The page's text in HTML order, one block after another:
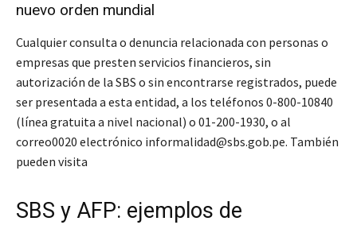
nuevo orden mundial
Cualquier consulta o denuncia relacionada con personas o
empresas que presten servicios financieros, sin
autorización de la SBS o sin encontrarse registrados, puede
ser presentada a esta entidad, a los teléfonos 0-800-10840
(línea gratuita a nivel nacional) o 01-200-1930, o al
correo0020 electrónico informalidad@sbs.gob.pe. También
pueden visita
SBS y AFP: ejemplos de